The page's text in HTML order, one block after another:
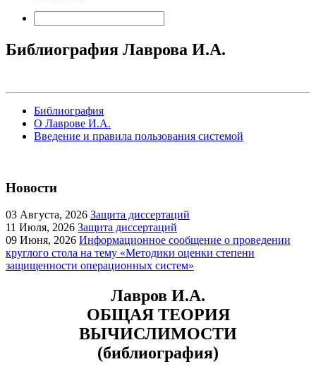
Библиография Лаврова И.А.
Библиография
О Лаврове И.А.
Введение и правила пользования системой
Новости
03 Августа, 2026 Защита диссертаций
11 Июля, 2026 Защита диссертаций
09 Июня, 2026 Информационное сообщение о проведении
круглого стола на тему «Методики оценки степени
защищенности операционных систем»
Лавров И.А.
ОБЩАЯ ТЕОРИЯ
ВЫЧИСЛИМОСТИ
(библиография)